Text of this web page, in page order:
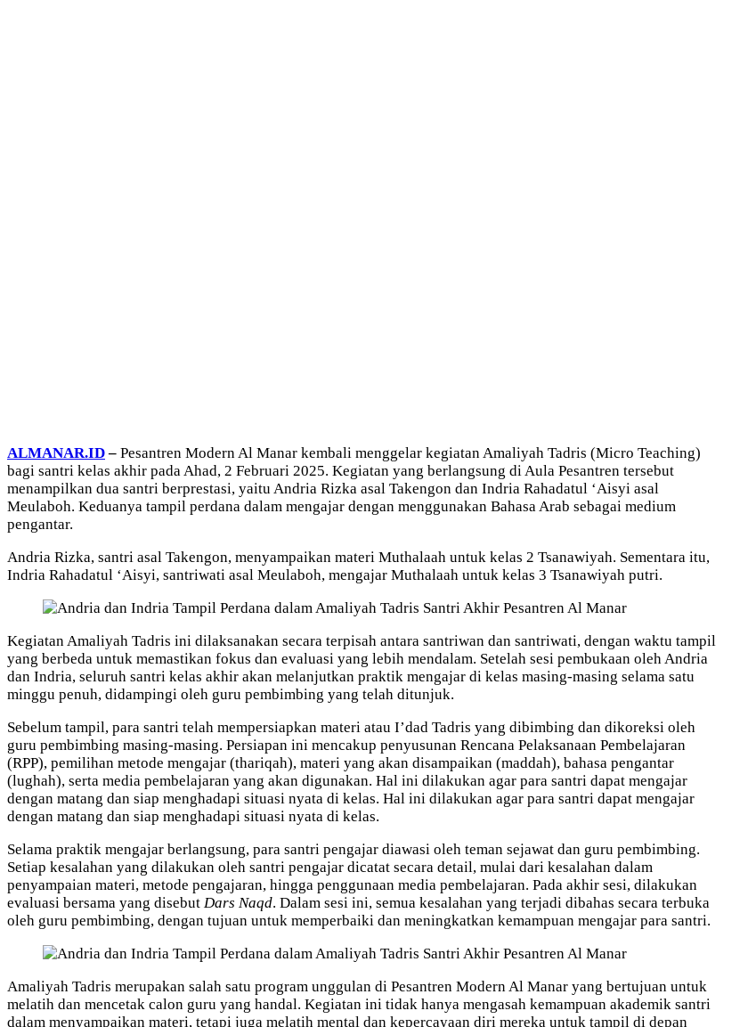
ALMANAR.ID– Pesantren Modern Al Manar kembali menggelar kegiatan Amaliyah Tadris (Micro Teaching)
bagi santri kelas akhir pada Ahad, 2 Februari 2025. Kegiatan yang berlangsung di Aula Pesantren tersebut
menampilkan dua santri berprestasi, yaitu Andria Rizka asal Takengon dan Indria Rahadatul ‘Aisyi asal
Meulaboh. Keduanya tampil perdana dalam mengajar dengan menggunakan Bahasa Arab sebagai medium
pengantar.
Andria Rizka, santri asal Takengon, menyampaikan materi Muthalaah untuk kelas 2 Tsanawiyah. Sementara itu,
Indria Rahadatul ‘Aisyi, santriwati asal Meulaboh, mengajar Muthalaah untuk kelas 3 Tsanawiyah putri.
Kegiatan Amaliyah Tadris ini dilaksanakan secara terpisah antara santriwan dan santriwati, dengan waktu tampil
yang berbeda untuk memastikan fokus dan evaluasi yang lebih mendalam. Setelah sesi pembukaan oleh Andria
dan Indria, seluruh santri kelas akhir akan melanjutkan praktik mengajar di kelas masing-masing selama satu
minggu penuh, didampingi oleh guru pembimbing yang telah ditunjuk.
Sebelum tampil, para santri telah mempersiapkan materi atau I’dad Tadris yang dibimbing dan dikoreksi oleh
guru pembimbing masing-masing. Persiapan ini mencakup penyusunan Rencana Pelaksanaan Pembelajaran
(RPP), pemilihan metode mengajar (thariqah), materi yang akan disampaikan (maddah), bahasa pengantar
(lughah), serta media pembelajaran yang akan digunakan. Hal ini dilakukan agar para santri dapat mengajar
dengan matang dan siap menghadapi situasi nyata di kelas. Hal ini dilakukan agar para santri dapat mengajar
dengan matang dan siap menghadapi situasi nyata di kelas.
Selama praktik mengajar berlangsung, para santri pengajar diawasi oleh teman sejawat dan guru pembimbing.
Setiap kesalahan yang dilakukan oleh santri pengajar dicatat secara detail, mulai dari kesalahan dalam
penyampaian materi, metode pengajaran, hingga penggunaan media pembelajaran. Pada akhir sesi, dilakukan
evaluasi bersama yang disebut Dars Naqd. Dalam sesi ini, semua kesalahan yang terjadi dibahas secara terbuka
oleh guru pembimbing, dengan tujuan untuk memperbaiki dan meningkatkan kemampuan mengajar para santri.
Amaliyah Tadris merupakan salah satu program unggulan di Pesantren Modern Al Manar yang bertujuan untuk
melatih dan mencetak calon guru yang handal. Kegiatan ini tidak hanya mengasah kemampuan akademik santri
dalam menyampaikan materi, tetapi juga melatih mental dan kepercayaan diri mereka untuk tampil di depan